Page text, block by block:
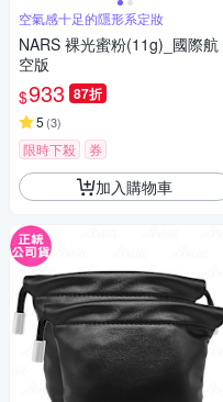
空氣感十足的隱形系定妝
NARS 裸光蜜粉(11g)_國際航
空版
$933 87折
5 (3)
限時下殺 券
加入購物車